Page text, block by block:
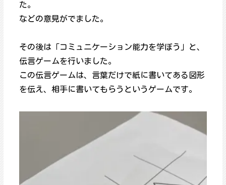
た。
などの意見がでました。
その後は「コミュニケーション能力を学ぼう」と、
伝言ゲームを行いました。
この伝言ゲームは、言葉だけで紙に書いてある図形
を伝え、相手に書いてもらうというゲームです。